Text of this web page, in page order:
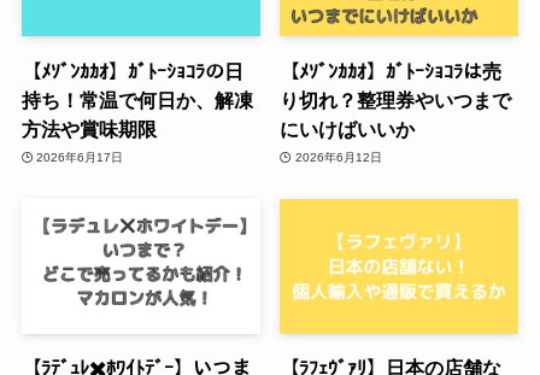
【ﾒｿﾞﾝｶｶｵ】ｶﾞﾄｰｼｮｺﾗの日
持ち！常温で何日か、解凍
方法や賞味期限
2026年6月17日
【ﾒｿﾞﾝｶｶｵ】ｶﾞﾄｰｼｮｺﾗは売
り切れ？整理券やいつまで
にいけばいいか
2026年6月12日
【ﾗﾃﾞｭﾚ✖️ﾎﾜｲﾄﾃﾞｰ】いつま
【ﾗﾌｪｳﾞｧﾘ】日本の店舗な